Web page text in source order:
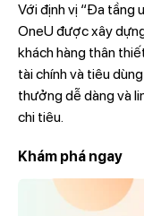
Với định vị “Đa tầng
OneU được xây
khách hàng thân
tài chính và tiêu
thưởng dễ dàng và
chi tiêu.
Khám phá ngay